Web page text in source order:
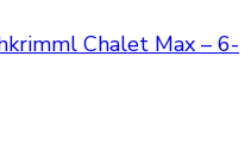
Chalet Max – 6-